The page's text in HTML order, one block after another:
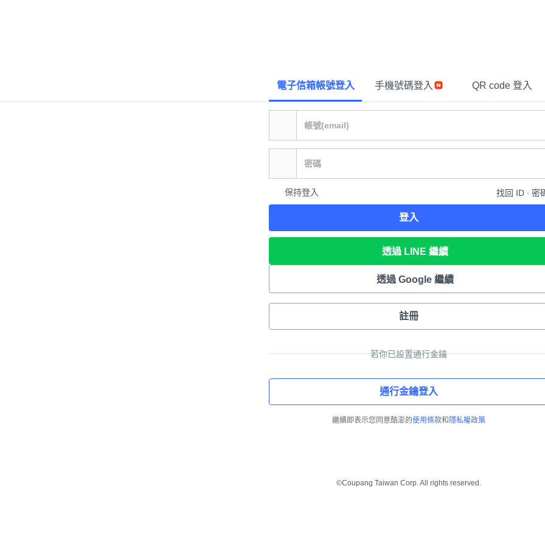
電子信箱帳號登入 手機號碼登入 QR code 登入
保持登入 找回 ID ∙ 密
登入
透過 LINE 繼續
透過 Google 繼續
註冊
若你已設置通行金鑰
通行金鑰登入
繼續即表示您同意酷澎的使用條款和 隱私權政策
©Coupang Taiwan Corp. All rights reserved.